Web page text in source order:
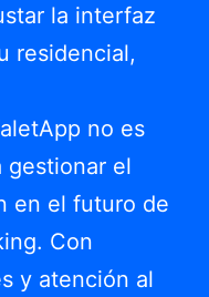
la interfaz
residencial,
no es
gestionar el
en el futuro de
Con
y atención al